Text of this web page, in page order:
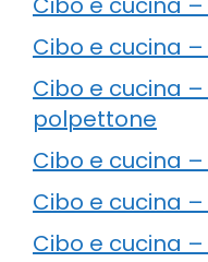
Cibo e cucina
Cibo e cucina
polpettone
Cibo e cucina
Cibo e cucina
Cibo e cucina